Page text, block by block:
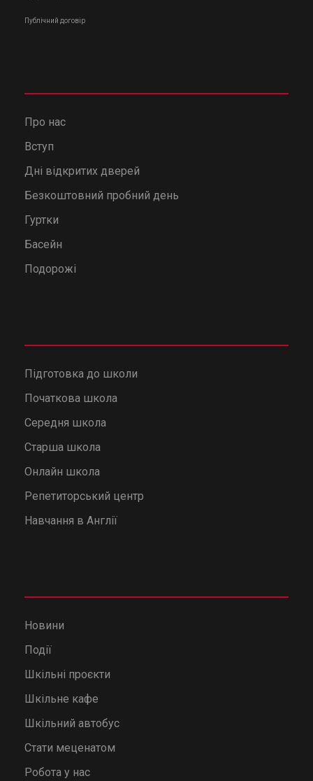
Публічний договір
Про нас
Вступ
Дні відкритих дверей
Безкоштовний пробний день
Гуртки
Басейн
Подорожі
Підготовка до школи
Початкова школа
Середня школа
Старша школа
Онлайн школа
Репетиторський центр
Навчання в Англії
Новини
Події
Шкільні проєкти
Шкільне кафе
Шкільний автобус
Стати меценатом
Робота у нас